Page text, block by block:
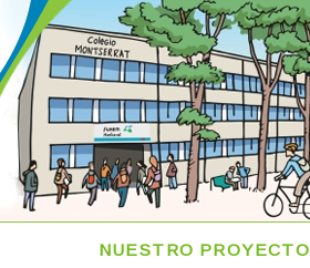
NUESTRO PROYECTO